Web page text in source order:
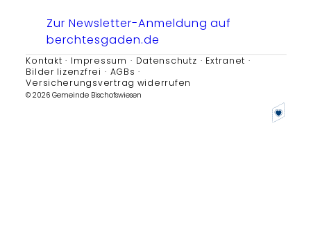
Zur Newsletter-Anmeldung auf
berchtesgaden.de
Kontakt Impressum Datenschutz
Extranet
Bilder lizenzfrei
AGBs
Versicherungsvertrag widerrufen
© 2026 Gemeinde Bischofswiesen